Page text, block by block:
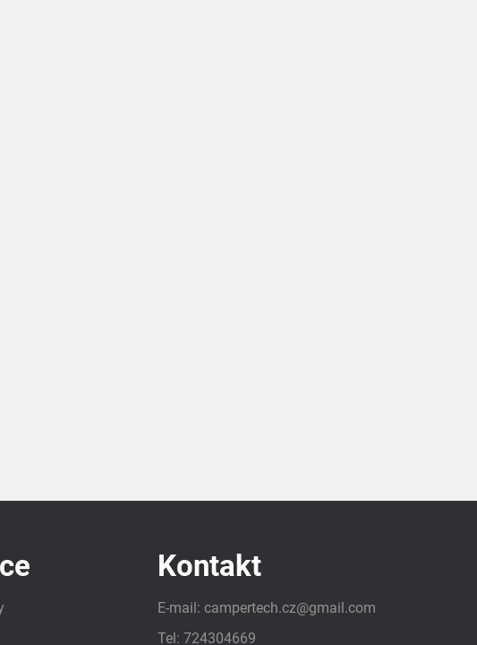
Kontakt
E-mail: campertech.cz@gmail.com
Tel: 724304669